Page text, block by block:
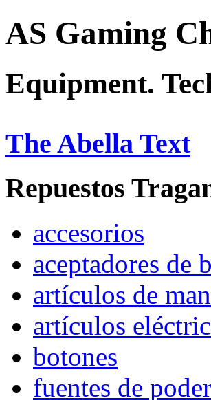
AS Gaming
Equipment.
The Abella Text
Repuestos
accesorios
aceptadores de
artículos de
artículos
botones
fuentes de poder